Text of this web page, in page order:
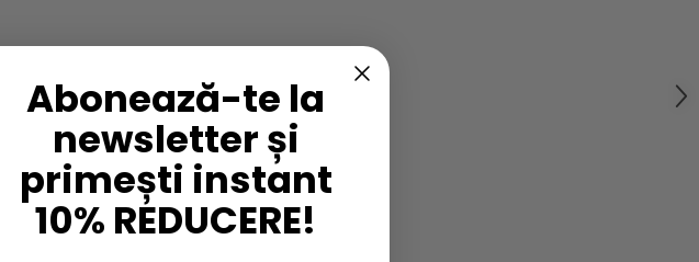
Abonează-te la
newsletter și
primești instant
10% REDUCERE!